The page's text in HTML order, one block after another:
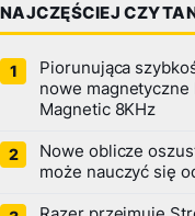
NAJCZĘŚCIEJ
Piorunująca
nowe magnetyczne
Magnetic 8KHz
Nowe oblicze
może nauczyć się